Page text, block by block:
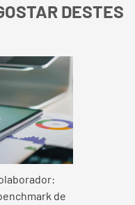
DESTES
de